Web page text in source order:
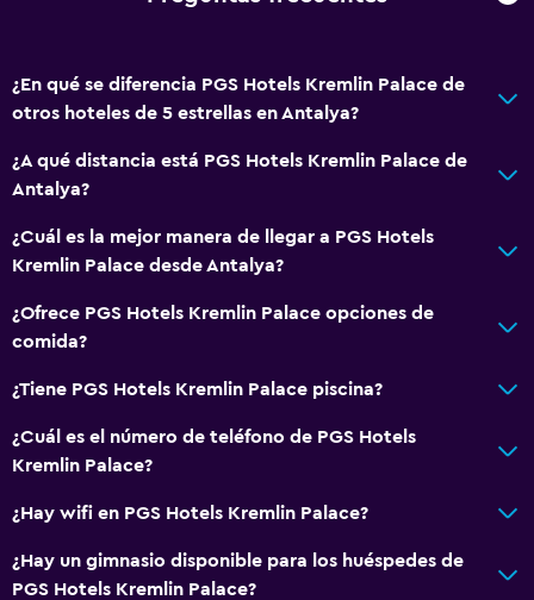
Actividades
Tienda de regalos
Dardos
Submarinismo
Buceo
Entretenimiento nocturno
Salón de belleza
Parque acuático
Mesa de billar
Windsurf
Sala de fiestas
Cancha de básquetbol
¿En qué se diferencia PGS Hotels Kremlin Palace de
otros hoteles de 5 estrellas en Antalya?
¿A qué distancia está PGS Hotels Kremlin Palace de
Antalya?
¿Cuál es la mejor manera de llegar a PGS Hotels
Kremlin Palace desde Antalya?
¿Ofrece PGS Hotels Kremlin Palace opciones de
comida?
¿Tiene PGS Hotels Kremlin Palace piscina?
¿Cuál es el número de teléfono de PGS Hotels
Kremlin Palace?
¿Hay wifi en PGS Hotels Kremlin Palace?
¿Hay un gimnasio disponible para los huéspedes de
PGS Hotels Kremlin Palace?